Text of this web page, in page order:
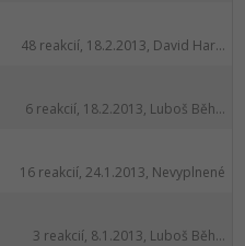
48 reakcií, 18.2.2013, David Har...
6 reakcií, 18.2.2013, Luboš Běh...
16 reakcií, 24.1.2013, Nevyplnené
3 reakcií, 8.1.2013, Luboš Běh...